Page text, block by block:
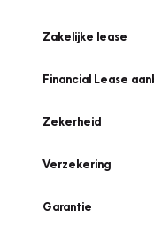
Zakelijke lease
Financial Lease
Zekerheid
Verzekering
Garantie